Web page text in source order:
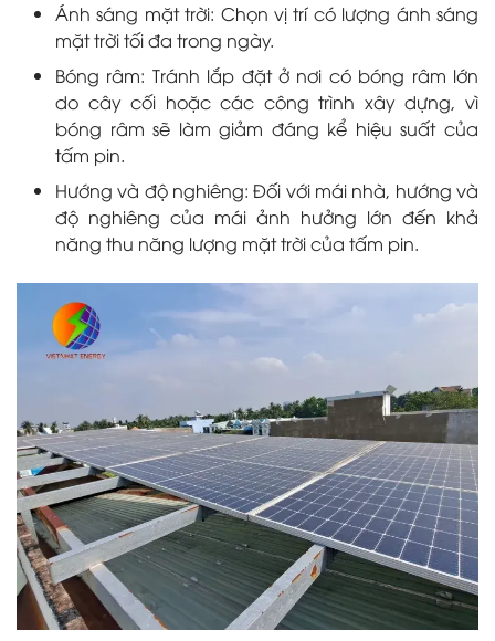
Ánh sáng mặt trời: Chọn vị trí có lượng ánh sáng
mặt trời tối đa trong ngày.
Bóng râm: Tránh lắp đặt ở nơi có bóng râm lớn
do cây cối hoặc các công trình xây dựng, vì
bóng râm sẽ làm giảm đáng kể hiệu suất của
tấm pin.
Hướng và độ nghiêng: Đối với mái nhà, hướng và
độ nghiêng của mái ảnh hưởng lớn đến khả
năng thu năng lượng mặt trời của tấm pin.